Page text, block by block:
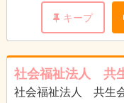
キープ
社会福祉法人 共
社会福祉法人 共生